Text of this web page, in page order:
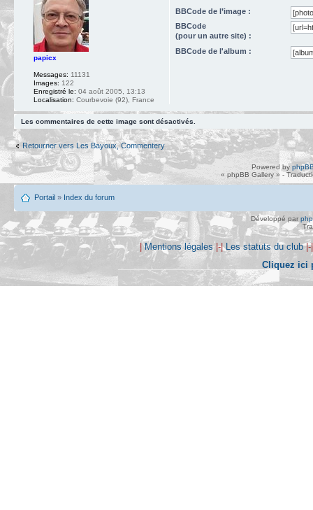
BBCode de l’image :
BBCode
(pour un autre site) :
BBCode de l'album :
papicx
Messages: 11131
Images: 122
Enregistré le: 04 août 2005, 13:13
Localisation: Courbevoie (92), France
Les commentaires de cette image sont désactivés.
Retourner vers Les Bayoux, Commentery
Powered by
« phpBB Gallery » -
Portail » Index du forum
Développé par
|Mentions légales|-|Les statuts du club
Cliquez ici